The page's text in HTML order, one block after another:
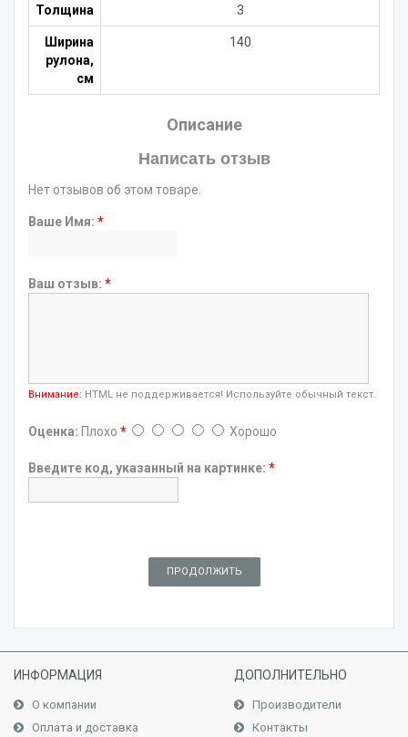
Толщина 3
Ширина
рулона,
см
140
Описание
Написать отзыв
Нет отзывов об этом товаре.
Ваше Имя: *
Ваш отзыв: *
Внимание: HTML не поддерживается! Используйте обычный текст.
Оценка: Плохо * Хорошо
Введите код, указанный на картинке: *
ПРОДОЛЖИТЬ
ИНФОРМАЦИЯ
О компании
Оплата и доставка
ДОПОЛНИТЕЛЬНО
Производители
Контакты